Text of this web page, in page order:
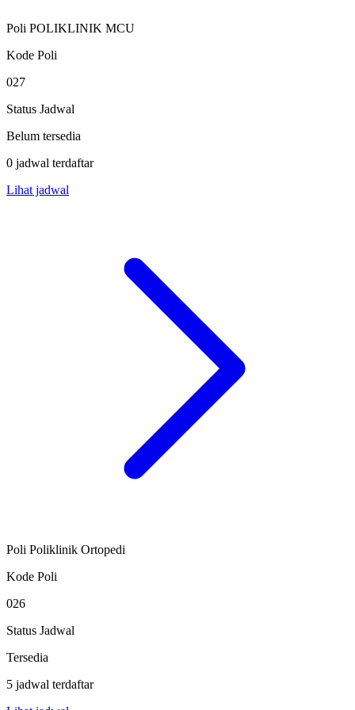
Poli POLIKLINIK MCU
Kode Poli
027
Status Jadwal
Belum tersedia
0 jadwal terdaftar
Lihat jadwal
Poli Poliklinik Ortopedi
Kode Poli
026
Status Jadwal
Tersedia
5 jadwal terdaftar